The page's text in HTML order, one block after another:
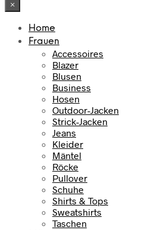
×
Home
Frauen
Accessoires
Blazer
Blusen
Business
Hosen
Outdoor-Jacken
Strick-Jacken
Jeans
Kleider
Mäntel
Röcke
Pullover
Schuhe
Shirts & Tops
Sweatshirts
Taschen